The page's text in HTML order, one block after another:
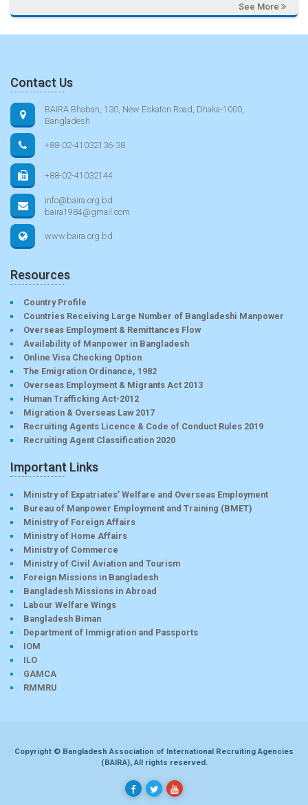
See More
Contact Us
BAIRA Bhaban, 130, New Eskaton Road, Dhaka-1000,
Bangladesh
+88-02-41032136-38
+88-02-41032144
info@baira.org.bd
baira1984@gmail.com
www.baira.org.bd
Resources
Country Profile
Countries Receiving Large Number of Bangladeshi Manpower
Overseas Employment & Remittances Flow
Availability of Manpower in Bangladesh
Online Visa Checking Option
The Emigration Ordinance, 1982
Overseas Employment & Migrants Act 2013
Human Trafficking Act-2012
Migration & Overseas Law 2017
Recruiting Agents Licence & Code of Conduct Rules 2019
Recruiting Agent Classification 2020
Important Links
Ministry of Expatriates’ Welfare and Overseas Employment
Bureau of Manpower Employment and Training (BMET)
Ministry of Foreign Affairs
Ministry of Home Affairs
Ministry of Commerce
Ministry of Civil Aviation and Tourism
Foreign Missions in Bangladesh
Bangladesh Missions in Abroad
Labour Welfare Wings
Bangladesh Biman
Department of Immigration and Passports
IOM
ILO
GAMCA
RMMRU
Copyright © Bangladesh Association of International Recruiting Agencies
(BAIRA), All rights reserved.